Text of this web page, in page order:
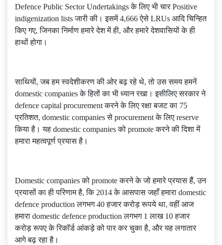
Defence Public Sector Undertakings के लिए भी चार Positive
indigenization lists जारी की। इसमें 4,666 ऐसे LRUs आदि चिन्हित
किए गए, जिनका निर्माण हमारे देश में ही, और हमारे देशवासियों के ही
हाथों होगा।
साथियों, जब हम स्वदेशीकरण की ओर बढ़ रहे थे, तो उस समय हमनें
domestic companies के हितों का भी ध्यान रखा। इसीलिए सरकार ने
defence capital procurement करने के लिए रक्षा बजट का 75
प्रतिशत, domestic companies से procurement के लिए reserve
किया है। यह domestic companies को promote करने की दिशा में
हमारा महत्वपूर्ण प्रयास है।
Domestic companies को promote करने के जो हमारे प्रयास हैं, उन
प्रयासों का ही परिणाम है, कि 2014 के आसपास जहाँ हमारा domestic
defence production लगभग 40 हजार करोड़ रूपये था, वहीं आज
हमारा domestic defence production लगभग 1 लाख 10 हजार
करोड़ रूपए के रिकॉर्ड आंकड़े को पार कर चुका है, और यह लगातार
आगे बढ़ रहा है।